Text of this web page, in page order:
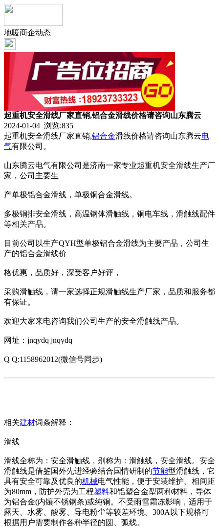
地暖商企动态
起重机安全滑线厂家直销,铝合金滑线价格请咨询山东腾云
2024-01-04 浏览:835
起重机安全滑线厂家直销,铝合金滑线价格请咨询山东腾云电
气有限公司。
山东腾云电气有限公司是济南一家专业起重机安全滑线生产厂
家，公司主要生
产单极铝合金滑线，单极铜合金滑线。
多极铜排安全滑线，高温钢体滑触线，铜电车线，滑触线配件
等相关产品。
目前公司以生产QYH型单极铝合金滑线为主要产品，公司生
产的铝合金滑线价
格优惠，品质好，深受客户好评，
采购滑触线，请一家选择正规滑触线生产厂家，品质和服务都
有保证。
欢迎大家来电咨询我们公司生产的安全滑触线产品。
网址：jnqydq jnqydq
Q Q:1158962012(微信号同步)
相关建材词条解释：
滑线
滑线全称为：安全滑触线，别称为：滑触线，安全滑线。安全
滑触线是借鉴国外先进经验结合国情研制的节能型滑触线，它
具有安全可靠及优良的机械电气性能，便于安装维护。相间距
为80mm，防护外壳为工程塑料和铝塑合金型两种材料，导体
为铝合金(内镶不锈钢条)或纯铜。不受雨雪霜冻影响，适用于
露天、水雾、酸雾、导电粉尘等较差环境。300A以下规格可
根据用户需要制作各种半径的圆、弧线。